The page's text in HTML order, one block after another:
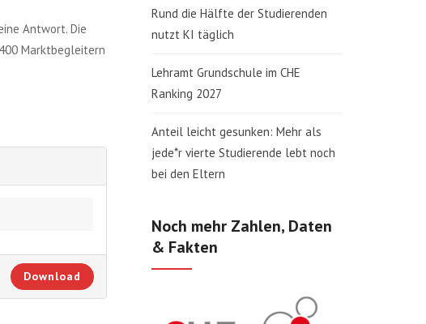
Antwort. Die
Marktbegleitern
Download
Rund die Hälfte der Studierenden
nutzt KI täglich
Lehramt Grundschule im CHE
Ranking 2027
Anteil leicht gesunken: Mehr als
jede*r vierte Studierende lebt noch
bei den Eltern
Noch mehr Zahlen, Daten
& Fakten